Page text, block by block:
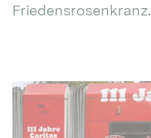
Friedensrosenkranz.